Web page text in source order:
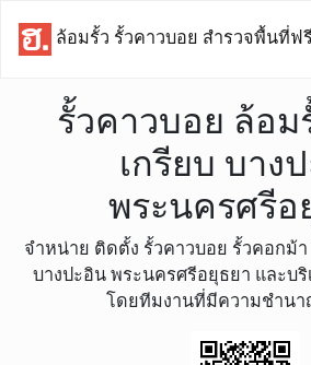
ล้อมรั้ว รั้วคาวบอย สำรวจพื้นที่ฟรี
รั้วคาวบอย ล้อม
เกรียบ บาง
พระนครศรีอ
จำหน่าย ติดตั้ง รั้วคาวบอย รั้วคอกม้
บางปะอิน พระนครศรีอยุธยา และบ
โดยทีมงานที่มีความชำนา